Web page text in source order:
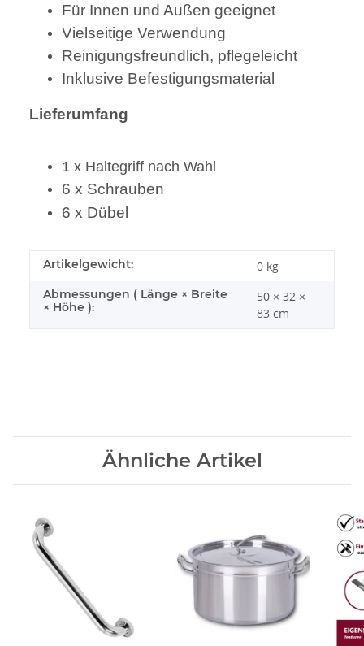
Für Innen und Außen geeignet
Vielseitige Verwendung
Reinigungsfreundlich, pflegeleicht
Inklusive Befestigungsmaterial
Lieferumfang
1 x Haltegriff nach Wahl
6 x Schrauben
6 x Dübel
Artikelgewicht: 0 kg
Abmessungen ( Länge × Breite
× Höhe ):
50 × 32 ×
83 cm
Ähnliche Artikel